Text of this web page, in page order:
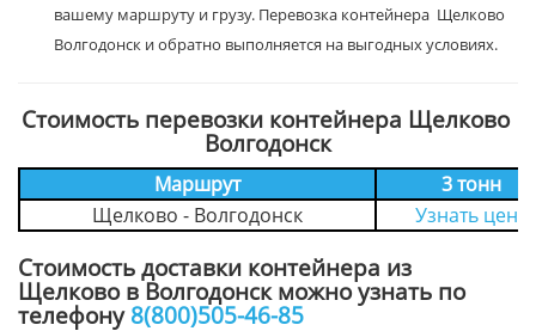
вашему маршруту и грузу. Перевозка контейнера Щелково
Волгодонск и обратно выполняется на выгодных условиях.
Стоимость перевозки контейнера Щелково
Волгодонск
Маршрут
3 тонн
Щелково - Волгодонск
Узнать цену
Стоимость доставки контейнера из
Щелково в Волгодонск можно узнать по
телефону 8(800)505-46-85